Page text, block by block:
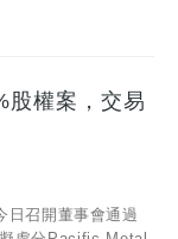
股權案，交易
日召開董事會通過